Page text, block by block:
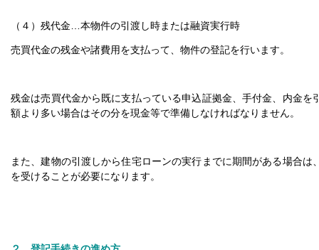
（４）残代金…本物件の引渡し時または融資実行時
売買代金の残金や諸費用を支払って、物件の登記を行います。
残金は売買代金から既に支払っている申込証拠金、手付金、内金を
額より多い場合はその分を現金等で準備しなければなりません。
また、建物の引渡しから住宅ローンの実行までに期間がある場合は
を受けることが必要になります。